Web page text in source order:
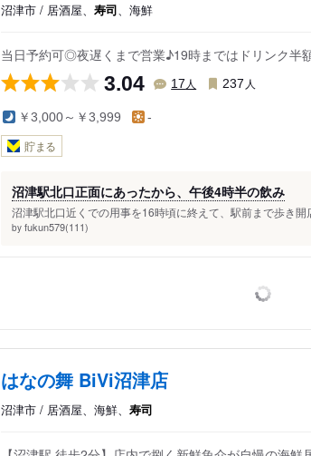
沼津市 / 居酒屋、 寿司、海鮮
当日予約可◎夜遅くまで営業♪19時まではドリンク半
3.04 17 人 237 人
￥3,000～￥3,999 -
貯まる
沼津駅北口正面にあったから、午後4時半の飲み
沼津駅北口近くでの用事を16時頃に終えて、駅前まで歩き
by fukun579(111)
はなの舞 BiVi沼津店
沼津市 / 居酒屋、海鮮、 寿司